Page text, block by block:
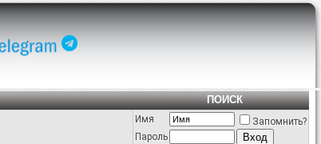
ПОИСК
Имя
Запомнить?
Пароль